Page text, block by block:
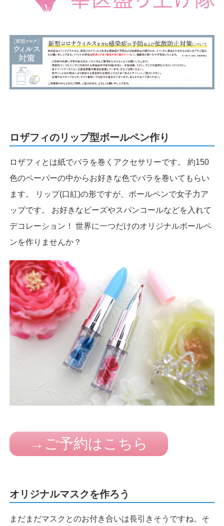
ロザフィのリップ型ボールペン作り
ロザフィとは紙でバラを巻くアクセサリーです。 約150
色のペーパーの中からお好きな色でバラを巻いてもらい
ます。 リップ(口紅)の形ですが、ボールペンで女子力ア
ップです。 お好きなビーズやスパンコールなどを入れて
デコレーション！ 世界に一つだけのオリジナルボールペ
ンを作りませんか？
→ご予約はこちら
オリジナルマスクを作ろう
まだまだマスクとのお付き合いは長引きそうですね。そ